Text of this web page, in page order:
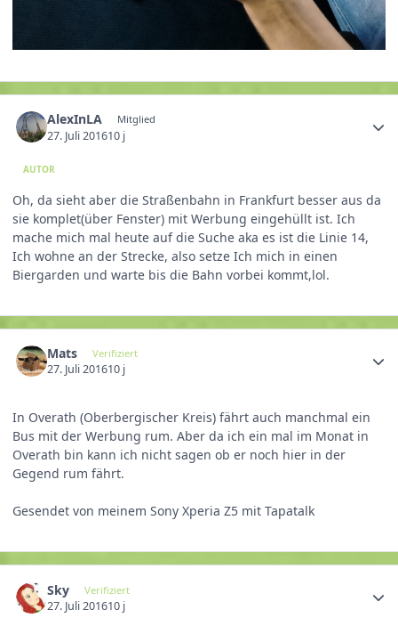
AlexInLA Mitglied
27. Juli 201610 j
AUTOR
Oh, da sieht aber die Straßenbahn in Frankfurt besser aus da
sie komplet(über Fenster) mit Werbung eingehüllt ist. Ich
mache mich mal heute auf die Suche aka es ist die Linie 14,
Ich wohne an der Strecke, also setze Ich mich in einen
Biergarden und warte bis die Bahn vorbei kommt,lol.
Mats Verifiziert
27. Juli 201610 j
In Overath (Oberbergischer Kreis) fährt auch manchmal ein
Bus mit der Werbung rum. Aber da ich ein mal im Monat in
Overath bin kann ich nicht sagen ob er noch hier in der
Gegend rum fährt.
Gesendet von meinem Sony Xperia Z5 mit Tapatalk
Sky Verifiziert
27. Juli 201610 j